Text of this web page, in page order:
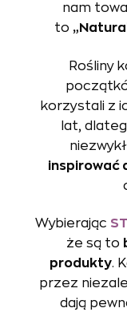
nam
to
Rośliny
korzystali z
lat,
inspirować
Wybierając
że są to
produkty.
przez
dają